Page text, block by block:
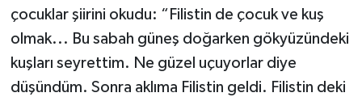
çocuklar şiirini okudu: “Filistin de çocuk ve kuş
olmak... Bu sabah güneş doğarken gökyüzündeki
kuşları seyrettim. Ne güzel uçuyorlar diye
düşündüm. Sonra aklıma Filistin geldi. Filistin deki